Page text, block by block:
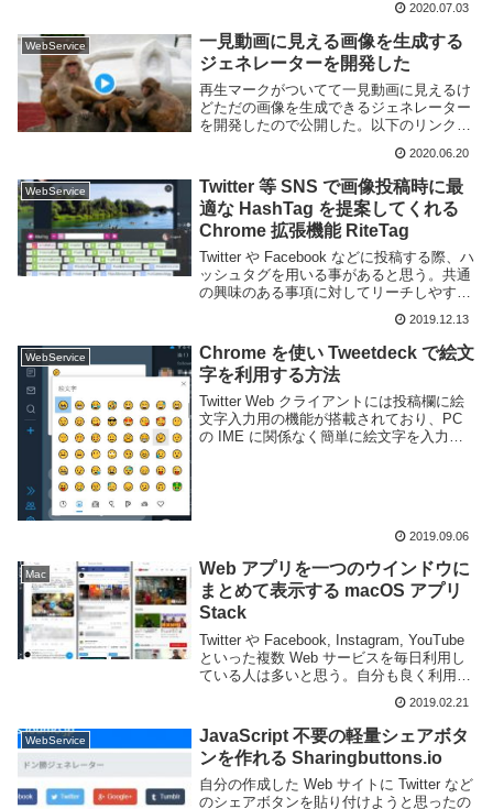
本的にはダウンロード用のツールを用いる
事になる。というわけで Web ブラウザ
か...
2020.07.03
WebService
一見動画に見える画像を生成する
ジェネレーターを開発した
再生マークがついてて一見動画に見えるけ
どただの画像を生成できるジェネレーター
を開発したので公開した。以下のリンクか
形式を選択するだけだ。画像はエクスプロ
ーラなどからドラッグしても読み込むこと
ができる。対...
2020.06.20
WebService
Twitter 等 SNS で画像投稿時に最
適な HashTag を提案してくれる
Chrome 拡張機能 RiteTag
Twitter や Facebook などに投稿する際、ハ
ッシュタグを用いる事があると思う。共通
の興味のある事項に対してリーチしやすく
便利なものではあるが、ハッシュタグは数
が多くどれを使うべきか悩んでし...
2019.12.13
WebService
Chrome を使い Tweetdeck で絵文
字を利用する方法
Twitter Web クライアントには投稿欄に絵
文字入力用の機能が搭載されており、PC
の IME に関係なく簡単に絵文字を入力す
2019.09.06
Mac
Web アプリを一つのウインドウに
まとめて表示する macOS アプリ
Stack
Twitter や Facebook, Instagram, YouTube
といった複数 Web サービスを毎日利用し
ている人は多いと思う。自分も良く利用す
山開かれるのは邪魔なときもある。
macO...
2019.02.21
WebService
JavaScript 不要の軽量シェアボタ
ンを作れる Sharingbuttons.io
自分の作成した Web サイトに Twitter など
のシェアボタンを貼り付けようと思ったの